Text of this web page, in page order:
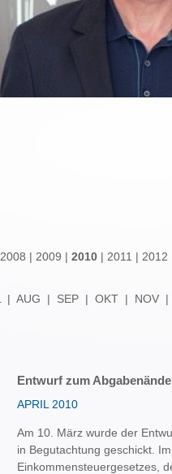
2008 | 2009 | 2010 | 2011 | 2012
| AUG | SEP | OKT | NOV |
Entwurf zum
APRIL 2010
Am 10. März wurde der
in Begutachtung geschickt.
Einkommensteuergesetzes,